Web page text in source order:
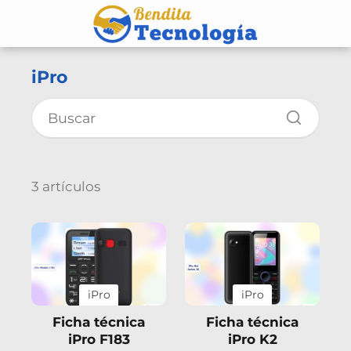
iPro
3 artículos
iPro
Ficha técnica
iPro F183
iPro
Ficha técnica
iPro K2